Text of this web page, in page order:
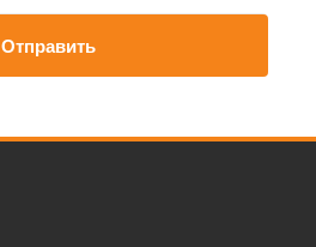
Отправить